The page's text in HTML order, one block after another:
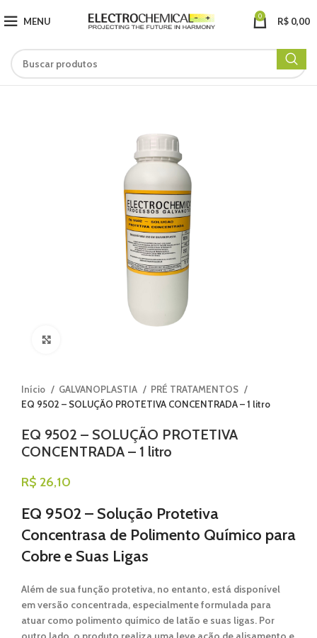
MENU 0 R$ 0,00
Início GALVANOPLASTIA
PRÉ TRATAMENTOS
EQ 9502 – SOLUÇÃO PROTETIVA CONCENTRADA – 1 litro
EQ 9502 – SOLUÇÃO PROTETIVA
CONCENTRADA – 1 litro
R$ 26,10
EQ 9502 – Solução Protetiva
Concentrasa de Polimento Químico para
Cobre e Suas Ligas
Além de sua função protetiva, no entanto, está disponível
emversão concentrada, especialmente formulada para
atuar como polimento químico de latão e suas ligas. Por